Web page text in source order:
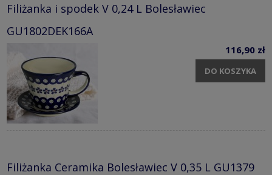
Filiżanka i spodek V 0,24 L Bolesławiec
GU1802DEK166A
116,90 zł
DO KOSZYKA
Filiżanka Ceramika Bolesławiec V 0,35 L GU1379